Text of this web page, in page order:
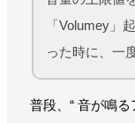
「Volumey」
った時に、一
普段、“ 音が鳴